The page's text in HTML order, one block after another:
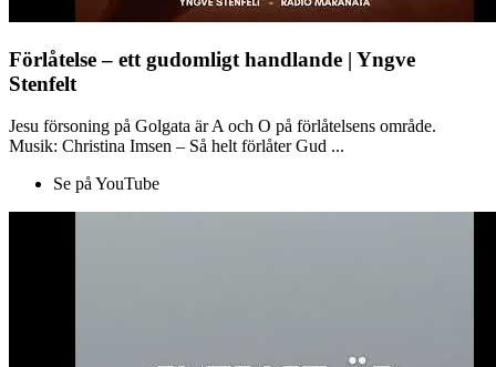
Förlåtelse – ett gudomligt handlande | Yngve
Stenfelt
Jesu försoning på Golgata är A och O på förlåtelsens område.
Musik: Christina Imsen – Så helt förlåter Gud ...
Se på YouTube